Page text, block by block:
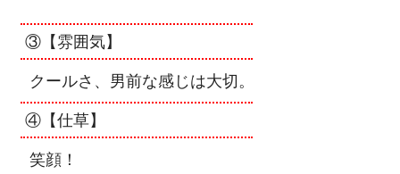
③【雰囲気】
クールさ、男前な感じは大切。
④【仕草】
笑顔！